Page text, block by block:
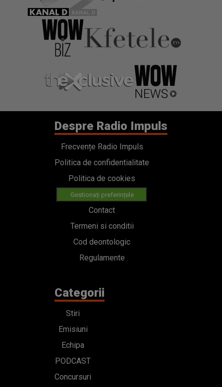
Despre Radio Impuls
Frecvențe Radio Impuls
Politica de confidentialitate
Politica de cookies
Gestionați preferințele
Contact
Termeni si conditii
Cod deontologic
Regulamente
Categorii
Stiri
Emisiuni
Echipa
PODCAST
Concursuri